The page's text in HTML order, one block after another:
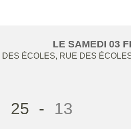
LE SAMEDI 03
ÉCOLES, RUE DES
25 - 13